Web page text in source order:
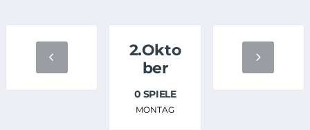
2.Okto
ber
0 SPIELE
MONTAG